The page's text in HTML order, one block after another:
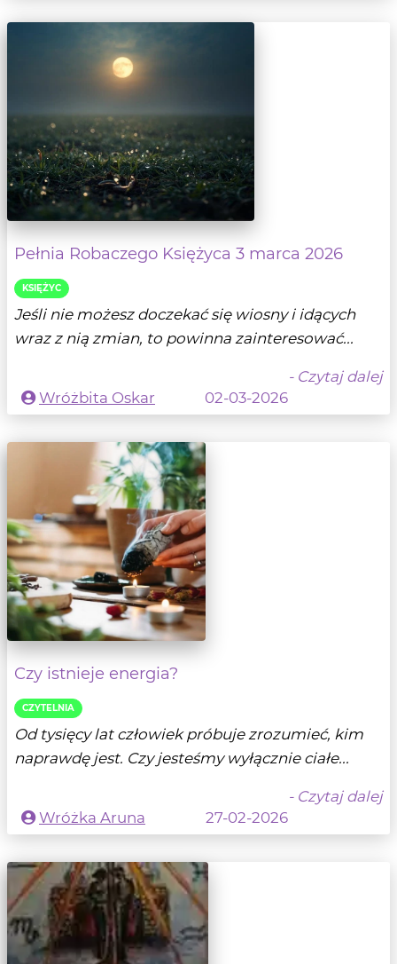
Pełnia Robaczego Księżyca 3 marca 2026
KSIĘŻYC
Jeśli nie możesz doczekać się wiosny i idących
wraz z nią zmian, to powinna zainteresować...
- Czytaj dalej
Wróżbita Oskar
02-03-2026
Czy istnieje energia?
CZYTELNIA
Od tysięcy lat człowiek próbuje zrozumieć, kim
naprawdę jest. Czy jesteśmy wyłącznie ciałe...
- Czytaj dalej
Wróżka Aruna
27-02-2026